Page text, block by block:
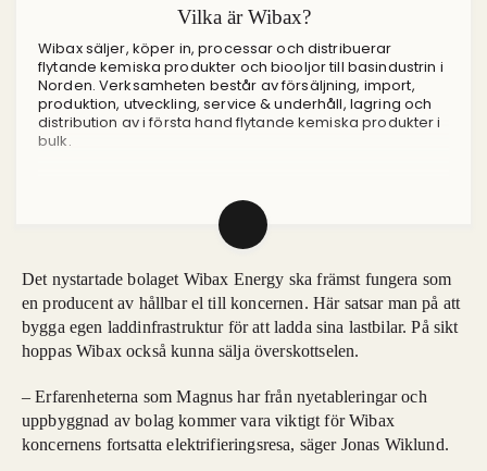
Vilka är Wibax?
Wibax säljer, köper in, processar och distribuerar
flytande kemiska produkter och biooljor till basindustrin i
Norden. Verksamheten består av försäljning, import,
produktion, utveckling, service & underhåll, lagring och
distribution av i första hand flytande kemiska produkter i
bulk.
bolaget har också kontor och terminaler runt om i
Sverige, Finland, Estland och Norge. Totalt omsätter
Wibax 2,9 miljarder kronor och har drygt 300 anställda.
Källa: Wibax
Det nystartade bolaget Wibax Energy ska främst fungera som
en producent av hållbar el till koncernen. Här satsar man på att
bygga egen laddinfrastruktur för att ladda sina lastbilar. På sikt
hoppas Wibax också kunna sälja överskottselen.
– Erfarenheterna som Magnus har från nyetableringar och
uppbyggnad av bolag kommer vara viktigt för Wibax
koncernens fortsatta elektrifieringsresa, säger Jonas Wiklund.